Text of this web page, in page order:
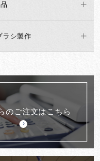
ラシ製作
のご注文はこちら